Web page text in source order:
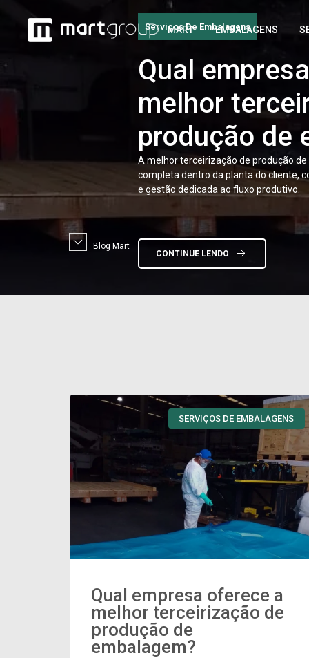
MART EMBALAGENS
Serviços De Embalagens
Qual
melhor
produção de
A melhor terceirização de produção
completa dentro da planta do cliente,
e gestão dedicada ao fluxo produtivo.
CONTINUE LENDO
Blog Mart
SERVIÇOS DE EMBALAGENS
Qual empresa oferece a
melhor terceirização de
produção de
embalagem?